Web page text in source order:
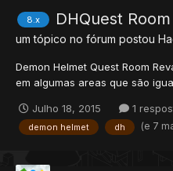
8.x DHQuest
um tópico no fórum postou
Demon Helmet Quest Room
em algumas areas que são
Screenshot: Download:
Julho 18, 2015 1
demon helmet dh (e 7